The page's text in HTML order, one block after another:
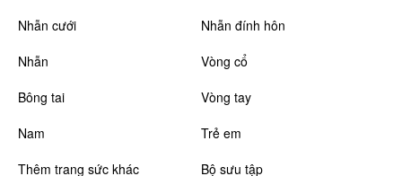
Nhẫn cưới
Nhẫn đính hôn
Nhẫn
Vòng cổ
Bông tai
Vòng tay
Nam
Trẻ em
Thêm trang sức khác
Bộ sưu tập